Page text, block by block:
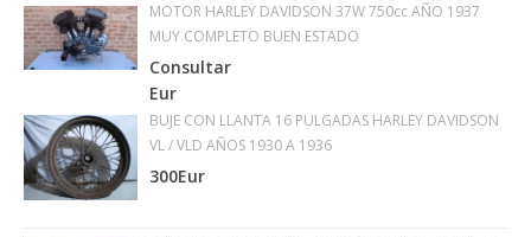
MOTOR HARLEY DAVIDSON 37W 750cc AÑO 1937
MUY COMPLETO BUEN ESTADO
Consultar
Eur
BUJE CON LLANTA 16 PULGADAS HARLEY DAVIDSON
VL / VLD AÑOS 1930 A 1936
300Eur